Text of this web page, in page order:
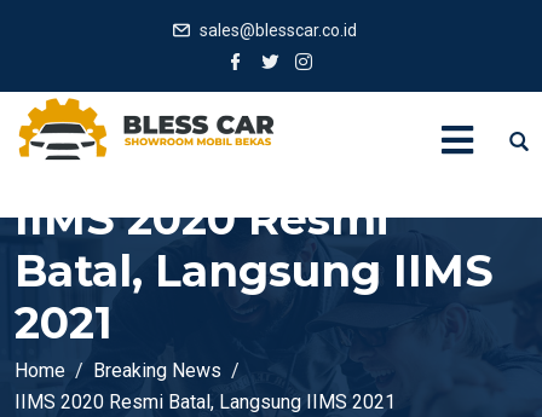
sales@blesscar.co.id
IIMS 2020 Resmi
Batal, Langsung IIMS
2021
Home
Breaking News
IIMS 2020 Resmi Batal, Langsung IIMS 2021